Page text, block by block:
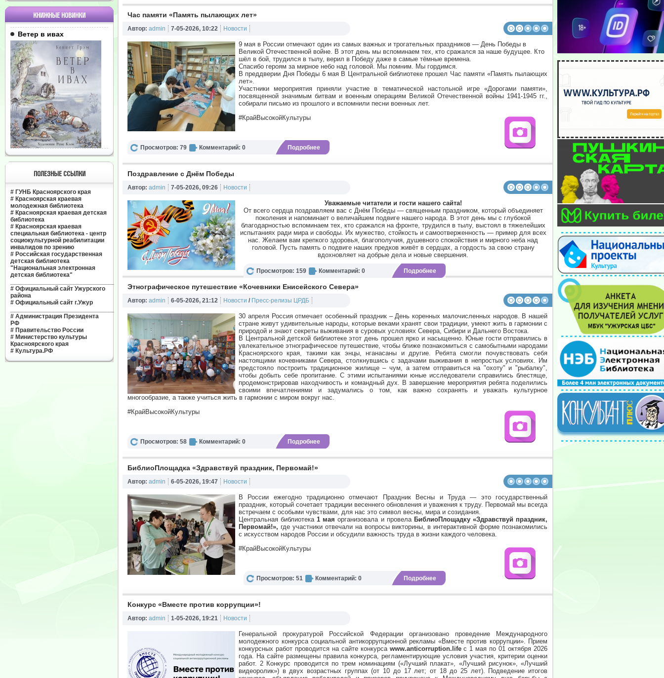
КНИЖНЫЕ НОВИНКИ
Ветер в ивах
ПОЛЕЗНЫЕ ССЫЛКИ
# ГУНБ Красноярского края
# Красноярская краевая
молодежная библиотека
# Красноярская краевая детская
библиотека
# Красноярская краевая
специальная библиотека - центр
социокультурной реабилитации
инвалидов по зрению
# Российская государственная
детская библиотека
"Национальная электронная
детская библиотека"
# Официальный сайт Ужурского
района
# Официальный сайт г.Ужур
# Администрация Президента
РФ
# Правительство России
# Министерство культуры
Красноярского края
# Культура.РФ
Час памяти «Память пылающих лет»
Автор: admin 7-05-2026, 10:22 Новости
9 мая в России отмечают один из самых важных и трогательных праздников — День Победы в
Великой Отечественной войне. В этот день мы вспоминаем тех, кто сражался за наше будущее. Кто
шёл в бой, трудился в тылу, верил в Победу даже в самые тёмные времена.
Спасибо героям за мирное небо над головой. Мы помним. Мы гордимся.
В преддверии Дня Победы 6 мая В Центральной библиотеке прошел Час памяти «Память пылающих
лет».
Участники мероприятия приняли участие в тематической настольной игре «Дорогами памяти»,
посвященной значимым битвам и военным операциям Великой Отечественной войны 1941-1945 гг.,
собирали письмо из прошлого и вспомнили песни военных лет.
#КрайВысокойКультуры
Просмотров: 79 Комментарий: 0 Подробнее
Поздравление с Днём Победы
Автор: admin 7-05-2026, 09:26 Новости
Уважаемые читатели и гости нашего сайта!
От всего сердца поздравляем вас с Днём Победы — священным праздником, который объединяет
поколения и напоминает о величайшем подвиге нашего народа. В этот день мы с глубокой
благодарностью вспоминаем тех, кто сражался на фронте, трудился в тылу, выстоял в тяжелейших
испытаниях ради мира и свободы. Их мужество, стойкость и самоотверженность — пример для всех
нас. Желаем вам крепкого здоровья, благополучия, душевного спокойствия и мирного неба над
головой. Пусть память о подвиге наших предков живёт в сердцах, а гордость за свою страну
вдохновляет на добрые дела и новые свершения.
Просмотров: 159 Комментарий: 0 Подробнее
Этнографическое путешествие «Кочевники Енисейского Севера»
Автор: admin 6-05-2026, 21:12 Новости / Пресс-релизы ЦРДБ
30 апреля Россия отмечает особенный праздник – День коренных малочисленных народов. В нашей
стране живут удивительные народы, которые веками хранят свои традиции, умеют жить в гармонии с
природой и знают секреты выживания в суровых условиях Севера, Сибири и Дальнего Востока.
В Центральной детской библиотеке этот день прошел ярко и насыщенно. Юные гости отправились в
увлекательное этнографическое путешествие, чтобы ближе познакомиться с самобытными народами
Красноярского края, такими как энцы, нганасаны и другие. Ребята смогли почувствовать себя
настоящими кочевниками Севера, столкнувшись с задачами выживания в непростых условиях. Им
предстояло построить традиционное жилище – чум, а затем отправиться на "охоту" и "рыбалку",
чтобы добыть себе пропитание. С этими испытаниями юные исследователи справились блестяще,
продемонстрировав находчивость и командный дух. В завершение мероприятия ребята поделились
своими впечатлениями и задумались о том, как важно сохранять и уважать культурное
многообразие, а также учиться жить в гармонии с миром вокруг нас.
#КрайВысокойКультуры
Просмотров: 58 Комментарий: 0 Подробнее
БиблиоПлощадка «Здравствуй праздник, Первомай!»
Автор: admin 6-05-2026, 19:47 Новости
В России ежегодно традиционно отмечают Праздник Весны и Труда — это государственный
праздник, который сочетает традиции весеннего обновления и уважения к труду. Первомай мы всегда
встречаем с особыми чувствами, для нас это символ весны, мира и созидания.
Центральная библиотека1 мая организовала и провела БиблиоПлощадку «Здравствуй праздник,
Первомай!», где участники отвечали на вопросы викторины, в интерактивной форме познакомились
с искусством народов России и обсудили важность труда в жизни каждого человека.
#КрайВысокойКультуры
Просмотров: 51 Комментарий: 0 Подробнее
Конкурс «Вместе против коррупции»!
Автор: admin 1-05-2026, 19:21 Новости
Генеральной прокуратурой Российской Федерации организовано проведение Международного
молодежного конкурса социальной антикоррупционной рекламы «Вместе против коррупции». Прием
конкурсных работ проводится на сайте конкурса www.anticorruption.lifeс 1 мая по 01 октября 2026
года. На сайте размещены правила конкурса, регламентирующие условия участия, критерии оценки
работ. 2 Конкурс проводится по трем номинациям («Лучший плакат», «Лучший рисунок», «Лучший
видеоролик») в двух возрастных группах (от 10 до 17 лет; от 18 до 25 лет). Подведение итогов